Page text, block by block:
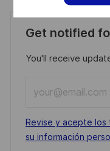
Get notified
You'll receive
Email
address
(Required)
Required
Revise y acepte
su información